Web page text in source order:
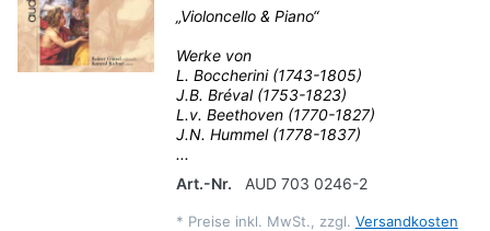
„Violoncello & Piano“
Werke von
L. Boccherini (1743-1805)
J.B. Bréval (1753-1823)
L.v. Beethoven (1770-1827)
J.N. Hummel (1778-1837)
...
Art.-Nr.
AUD 703 0246-2
* Preise inkl. MwSt., zzgl. Versandkosten